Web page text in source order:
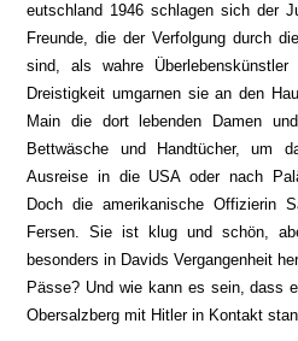
eutschland 1946 schlagen sich der
Freunde, die der Verfolgung durch
sind, als wahre
Dreistigkeit umgarnen sie an den
Main die dort lebenden Damen
Bettwäsche und Handtücher, um
Ausreise in die USA oder nach
Doch die amerikanische Offizierin
Fersen. Sie ist klug und schön,
besonders in Davids Vergangenheit
Pässe? Und wie kann es sein, dass
Obersalzberg mit Hitler in Kontakt